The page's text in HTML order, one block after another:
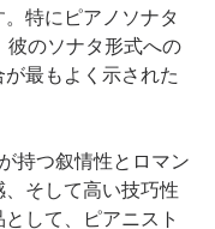
特にピアノソナタ
彼のソナタ形式への
最もよく示された
持つ叙情性とロマン
そして高い技巧性
して、ピアニスト